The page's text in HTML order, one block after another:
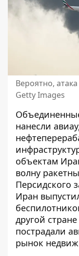
Вероятно,
Getty Images
нанесли
объектам
волну
Персидского
Иран
другой
пострадали
рынок